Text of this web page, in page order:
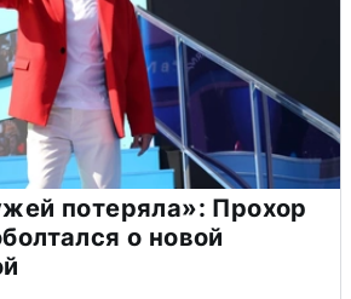
потеряла»: Прохор
о новой